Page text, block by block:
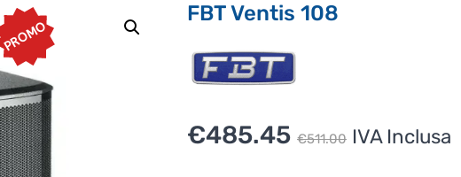
PROMO
FBT Ventis 108
€511.00 Il
€485.45
Il
IVA Inclusa